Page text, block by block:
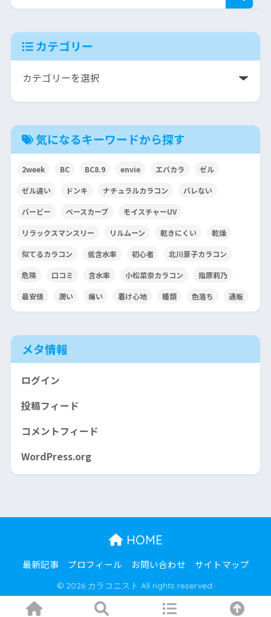
カテゴリー
気になるキーワードから探す
2week BC BC8.9 envie エバカラ ゼル
ゼル違い ドンキ ナチュラルカラコン バレない
バービー ベースカーブ モイスチャーUV
リラックスマンスリー リルムーン 乾きにくい 乾燥
似てるカラコン 低含水率 初心者 北川景子カラコン
危険 口コミ 含水率 小松菜奈カラコン 指原莉乃
最安値 潤い 痛い 着け心地 種類 色落ち 通販
メタ情報
ログイン
投稿フィード
コメントフィード
WordPress.org
HOME
最新記事 プロフィール お問い合わせ サイトマップ
© 2026 カラコニスト All rights reserved.